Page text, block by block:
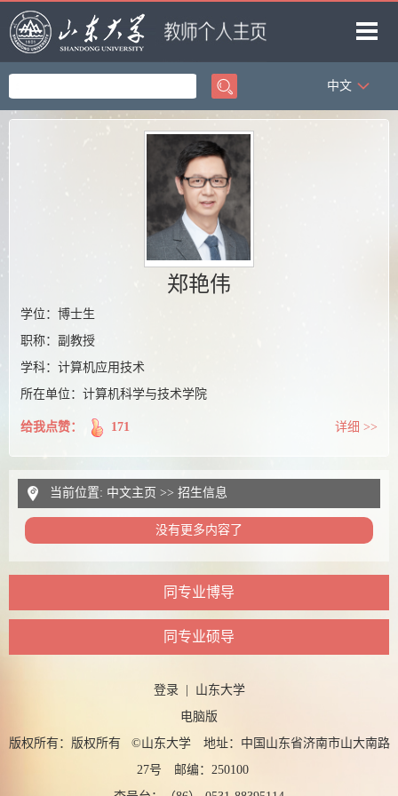
首页
中文
郑艳伟
学位：博士生
职称：副教授
学科：计算机应用技术
所在单位：计算机科学与技术学院
给我点赞： 171 详细 >>
当前位置: 中文主页 >> 招生信息
没有更多内容了
同专业博导
同专业硕导
登录| 山东大学
电脑版
版权所有：版权所有 ©山东大学 地址：中国山东省济南市山大南路
27号 邮编：250100